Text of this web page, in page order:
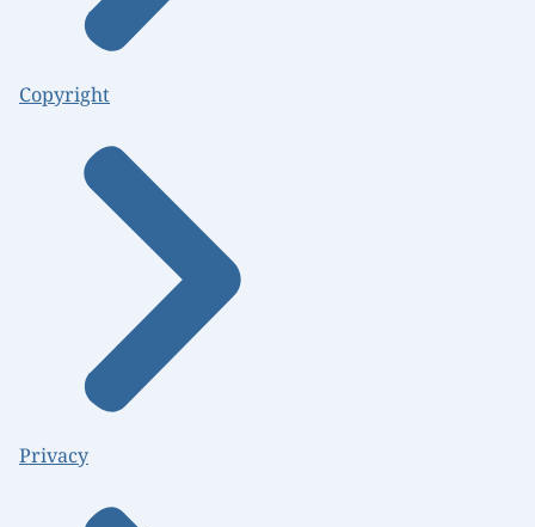
Copyright
Privacy